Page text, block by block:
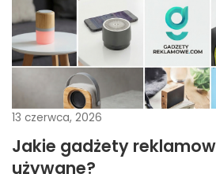
13 czerwca, 2026
Jakie gadżety
używane?